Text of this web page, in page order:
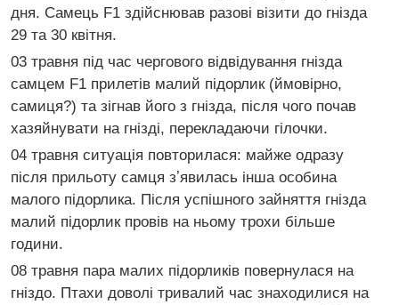
дня. Самець F1 здійснював разові візити до гнізда
29 та 30 квітня.
03 травня під час чергового відвідування гнізда
самцем F1 прилетів малий підорлик (ймовірно,
самиця?) та зігнав його з гнізда, після чого почав
хазяйнувати на гнізді, перекладаючи гілочки.
04 травня ситуація повторилася: майже одразу
після прильоту самця зʼявилась інша особина
малого підорлика. Після успішного зайняття гнізда
малий підорлик провів на ньому трохи більше
години.
08 травня пара малих підорликів повернулася на
гніздо. Птахи доволі тривалий час знаходилися на